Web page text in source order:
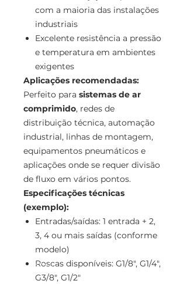
com a maioria das instalações
industriais
Excelente resistência a pressão
e temperatura em ambientes
exigentes
Aplicações recomendadas:
Perfeito para sistemas de ar
comprimido, redes de
distribuição técnica, automação
industrial, linhas de montagem,
equipamentos pneumáticos e
aplicações onde se requer divisão
de fluxo em vários pontos.
Especificações técnicas
(exemplo):
Entradas/saídas: 1 entrada + 2,
3, 4 ou mais saídas (conforme
modelo)
Roscas disponíveis: G1/8", G1/4",
G3/8", G1/2"